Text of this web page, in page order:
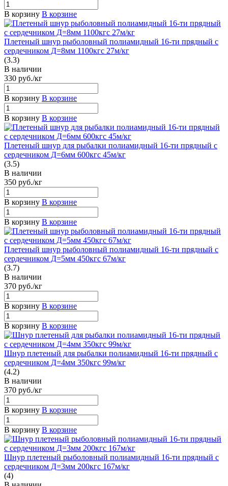
В корзину В корзине
Плетеный шнур рыболовный полиамидный 16-ти прядный с
сердечником Д=8мм 1100кгс 27м/кг
(3.3)
В наличии
330 руб./кг
В корзину В корзине
В корзину В корзине
Плетеный шнур для рыбалки полиамидный 16-ти прядный с
сердечником Д=6мм 600кгс 45м/кг
(3.5)
В наличии
350 руб./кг
В корзину В корзине
В корзину В корзине
Плетеный шнур рыболовный полиамидный 16-ти прядный с
сердечником Д=5мм 450кгс 67м/кг
(3.7)
В наличии
370 руб./кг
В корзину В корзине
В корзину В корзине
Шнур плетеный для рыбалки полиамидный 16-ти прядный с
сердечником Д=4мм 350кгс 99м/кг
(4.2)
В наличии
370 руб./кг
В корзину В корзине
В корзину В корзине
Шнур плетеный рыболовный полиамидный 16-ти прядный с
сердечником Д=3мм 200кгс 167м/кг
(4)